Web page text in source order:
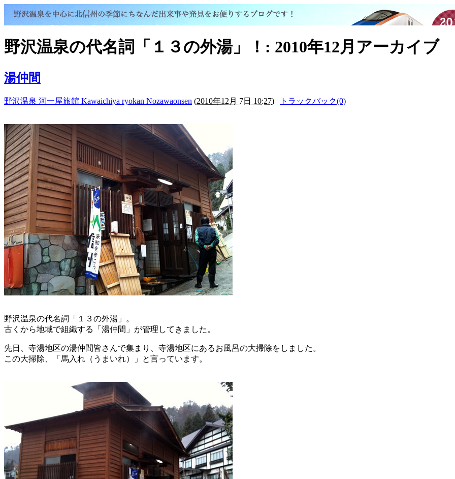
野沢温泉の代名詞「１３の外湯」！: 2010年12月アーカイブ
湯仲間
野沢温泉 河一屋旅館 Kawaichiya ryokan Nozawaonsen (2010年12月 7日 10:27) | トラックバック(0)
野沢温泉の代名詞「１３の外湯」。
古くから地域で組織する「湯仲間」が管理してきました。
先日、寺湯地区の湯仲間皆さんで集まり、寺湯地区にあるお風呂の大掃除をしました。
この大掃除、「馬入れ（うまいれ）」と言っています。